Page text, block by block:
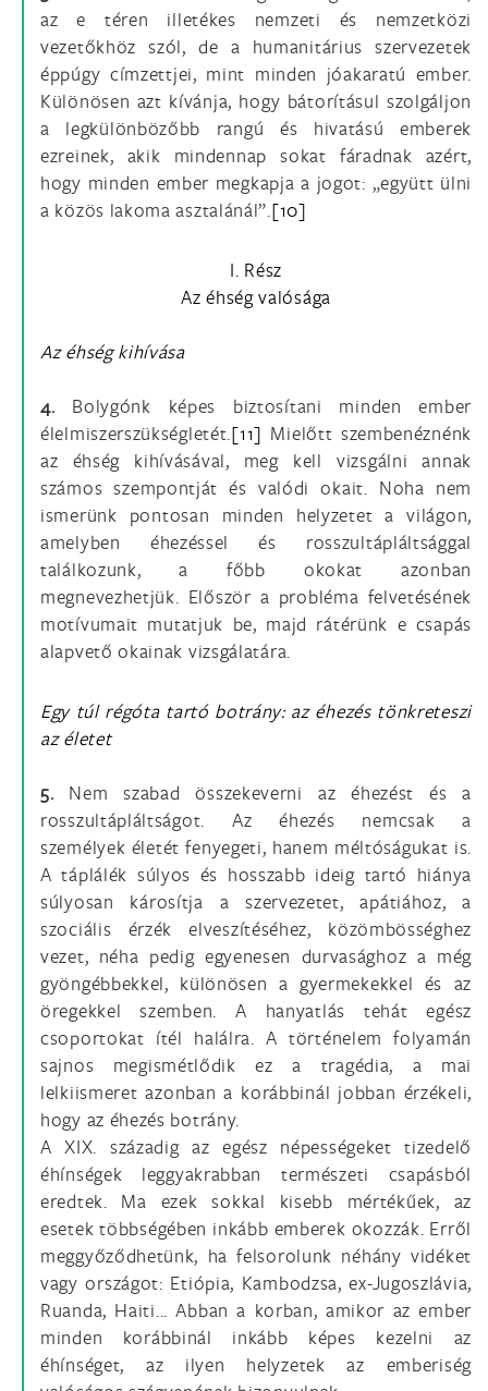
az e téren illetékes nemzeti és nemzetközi
vezetőkhöz szól, de a humanitárius szervezetek
éppúgy címzettjei, mint minden jóakaratú ember.
Különösen azt kívánja, hogy bátorításul szolgáljon
a legkülönbözőbb rangú és hivatású emberek
ezreinek, akik mindennap sokat fáradnak azért,
hogy minden ember megkapja a jogot: „együtt ülni
a közös lakoma asztalánál”.[10]
I. Rész
Az éhség valósága
Az éhség kihívása
4. Bolygónk képes biztosítani minden ember
élelmiszerszükségletét.[11] Mielőtt szembenéznénk
az éhség kihívásával, meg kell vizsgálni annak
számos szempontját és valódi okait. Noha nem
ismerünk pontosan minden helyzetet a világon,
amelyben éhezéssel és rosszultápláltsággal
találkozunk, a főbb okokat azonban
megnevezhetjük. Először a probléma felvetésének
motívumait mutatjuk be, majd rátérünk e csapás
alapvető okainak vizsgálatára.
Egy túl régóta tartó botrány: az éhezés tönkreteszi
az életet
5. Nem szabad összekeverni az éhezést és a
rosszultápláltságot. Az éhezés nemcsak a
személyek életét fenyegeti, hanem méltóságukat is.
A táplálék súlyos és hosszabb ideig tartó hiánya
súlyosan károsítja a szervezetet, apátiához, a
szociális érzék elveszítéséhez, közömbösséghez
vezet, néha pedig egyenesen durvasághoz a még
gyöngébbekkel, különösen a gyermekekkel és az
öregekkel szemben. A hanyatlás tehát egész
csoportokat ítél halálra. A történelem folyamán
sajnos megismétlődik ez a tragédia, a mai
lelkiismeret azonban a korábbinál jobban érzékeli,
hogy az éhezés botrány.
A XIX. századig az egész népességeket tizedelő
éhínségek leggyakrabban természeti csapásból
eredtek. Ma ezek sokkal kisebb mértékűek, az
esetek többségében inkább emberek okozzák. Erről
meggyőződhetünk, ha felsorolunk néhány vidéket
vagy országot: Etiópia, Kambodzsa, ex-Jugoszlávia,
Ruanda, Haiti... Abban a korban, amikor az ember
minden korábbinál inkább képes kezelni az
éhínséget, az ilyen helyzetek az emberiség